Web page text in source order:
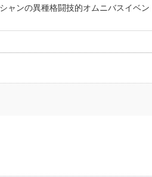
ャンの異種格闘技的オムニバスイベ